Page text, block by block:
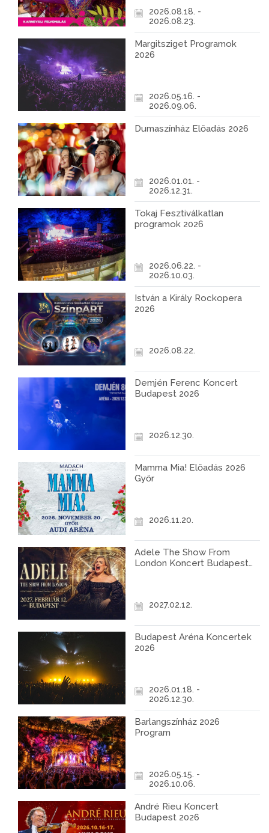
2026.08.18. -
2026.08.23.
Margitsziget Programok
2026
2026.05.16. -
2026.09.06.
Dumaszínház Előadás 2026
2026.01.01. -
2026.12.31.
Tokaj Fesztiválkatlan
programok 2026
2026.06.22. -
2026.10.03.
István a Király Rockopera
2026
2026.08.22.
Demjén Ferenc Koncert
Budapest 2026
2026.12.30.
Mamma Mia! Előadás 2026
Győr
2026.11.20.
Adele The Show From
London Koncert Budapest
2027.02.12.
Budapest Aréna Koncertek
2026
2026.01.18. -
2026.12.30.
Barlangszínház 2026
Program
2026.05.15. -
2026.10.06.
André Rieu Koncert
Budapest 2026